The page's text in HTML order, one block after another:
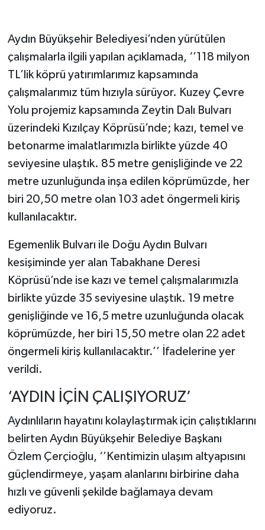
Aydın Büyükşehir Belediyesi’nden yürütülen
çalışmalarla ilgili yapılan açıklamada, ‘’118 milyon
TL’lik köprü yatırımlarımız kapsamında
çalışmalarımız tüm hızıyla sürüyor. Kuzey Çevre
Yolu projemiz kapsamında Zeytin Dalı Bulvarı
üzerindeki Kızılçay Köprüsü’nde; kazı, temel ve
betonarme imalatlarımızla birlikte yüzde 40
seviyesine ulaştık. 85 metre genişliğinde ve 22
metre uzunluğunda inşa edilen köprümüzde, her
biri 20,50 metre olan 103 adet öngermeli kiriş
kullanılacaktır.
Egemenlik Bulvarı ile Doğu Aydın Bulvarı
kesişiminde yer alan Tabakhane Deresi
Köprüsü’nde ise kazı ve temel çalışmalarımızla
birlikte yüzde 35 seviyesine ulaştık. 19 metre
genişliğinde ve 16,5 metre uzunluğunda olacak
köprümüzde, her biri 15,50 metre olan 22 adet
öngermeli kiriş kullanılacaktır.’’ İfadelerine yer
verildi.
‘AYDIN İÇİN ÇALIŞIYORUZ’
Aydınlıların hayatını kolaylaştırmak için çalıştıklarını
belirten Aydın Büyükşehir Belediye Başkanı
Özlem Çerçioğlu, ‘’Kentimizin ulaşım altyapısını
güçlendirmeye, yaşam alanlarını birbirine daha
hızlı ve güvenli şekilde bağlamaya devam
ediyoruz.